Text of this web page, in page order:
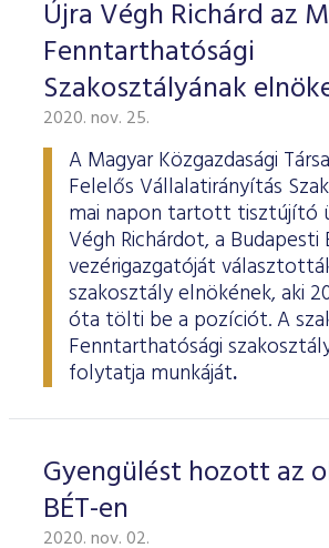
ESG Útmutató
Újra Végh Richárd az
Fenntarthatósági
Szakosztályának
2020. nov. 25.
A Magyar Közgazdasági
Felelős Vállalatirányítás
mai napon tartott tisztújító
Végh Richárdot, a
vezérigazgatóját
szakosztály elnökének, aki
óta tölti be a pozíciót. A
Fenntarthatósági
folytatja munkáját.
Gyengülést hozott az
BÉT-en
2020. nov. 02.